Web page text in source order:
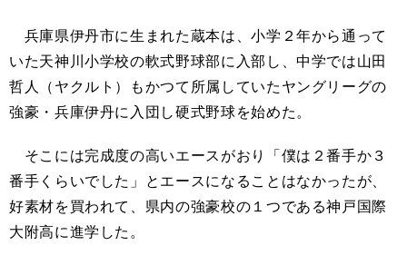
兵庫県伊丹市に生まれた蔵本は、小学２年から通って
いた天神川小学校の軟式野球部に入部し、中学では山田
哲人（ヤクルト）
もかつて所属していたヤングリーグの
強豪・兵庫伊丹に入団し硬式野球を始めた。
そこには完成度の高いエースがおり「僕は ２番手か３
番手くらいでした」とエースになることはなかったが、
好素材を買われて、県内の強豪校の１つである神戸国際
大附高に進学した。